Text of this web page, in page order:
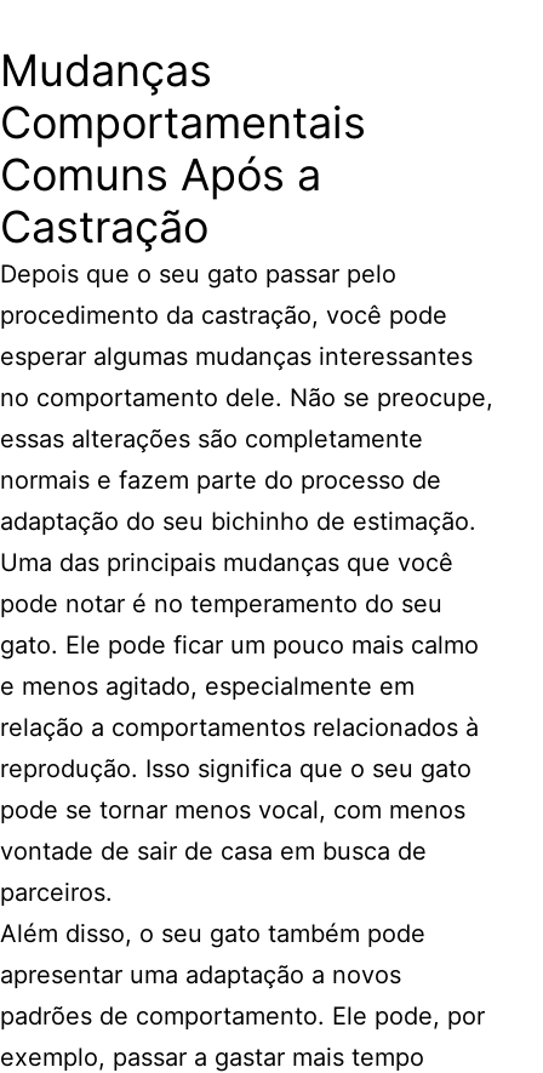
Mudanças
Comportamentais
Comuns Após a
Castração
Depois que o seu gato passar pelo
procedimento da castração, você pode
esperar algumas mudanças interessantes
no comportamento dele. Não se preocupe,
essas alterações são completamente
normais e fazem parte do processo de
adaptação do seu bichinho de estimação.
Uma das principais mudanças que você
pode notar é no temperamento do seu
gato. Ele pode ficar um pouco mais calmo
e menos agitado, especialmente em
relação a comportamentos relacionados à
reprodução. Isso significa que o seu gato
pode se tornar menos vocal, com menos
vontade de sair de casa em busca de
parceiros.
Além disso, o seu gato também pode
apresentar uma adaptação a novos
padrões de comportamento. Ele pode, por
exemplo, passar a gastar mais tempo